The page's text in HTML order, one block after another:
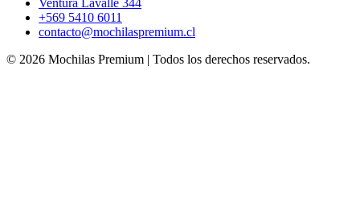
Ventura Lavalle 344
+569 5410 6011
contacto@mochilaspremium.cl
© 2026 Mochilas Premium | Todos los derechos reservados.